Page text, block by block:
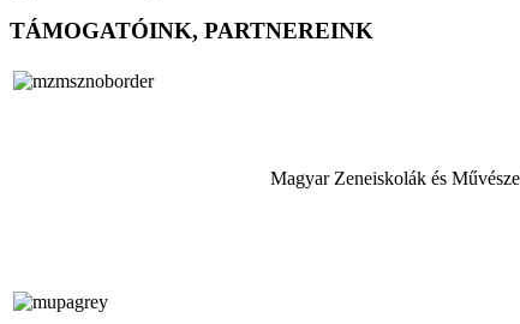
TÁMOGATÓINK, PARTNEREINK
Magyar Zeneiskolák és